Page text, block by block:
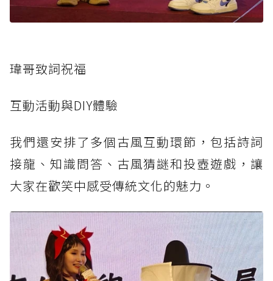
瑋哥致詞祝福
互動活動與DIY體驗
我們還安排了多個古風互動環節，包括詩詞
接龍、知識問答、古風猜謎和投壺遊戲，讓
大家在歡笑中感受傳統文化的魅力。